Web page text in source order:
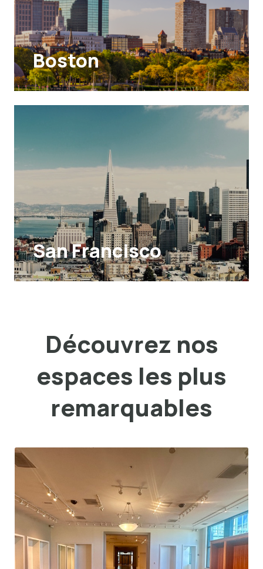
Boston
San Francisco
Découvrez nos
espaces les plus
remarquables